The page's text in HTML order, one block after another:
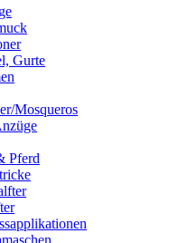
Gurte
Mosqueros
Pferd